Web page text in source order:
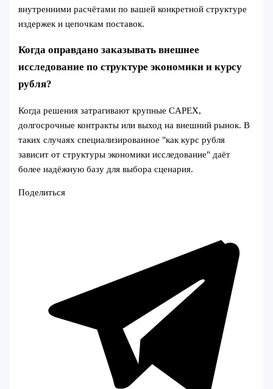
внутренними расчётами по вашей конкретной структуре
издержек и цепочкам поставок.
Когда оправдано заказывать внешнее
исследование по структуре экономики и курсу
рубля?
Когда решения затрагивают крупные CAPEX,
долгосрочные контракты или выход на внешний рынок. В
таких случаях специализированное "как курс рубля
зависит от структуры экономики исследование" даёт
более надёжную базу для выбора сценария.
Поделиться